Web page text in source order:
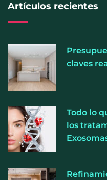
Perfumería Laura
selección de
Artículos recientes
claves
Todo lo
los